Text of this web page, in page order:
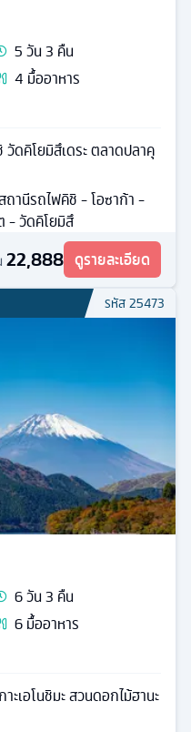
5วัน3 คืน
4 มื้ออาหาร
วัดคิโยมิสึเดระ ตลาดปลาคุ
ถานีรถไฟคิชิ - โอซาก้า -
- วัดคิโยมิสึ
22,888 ดูรายละเอียด
รหัส25473
6วัน3 คืน
6มื้ออาหาร
ะเอโนชิมะ สวนดอกไม้ฮานะ